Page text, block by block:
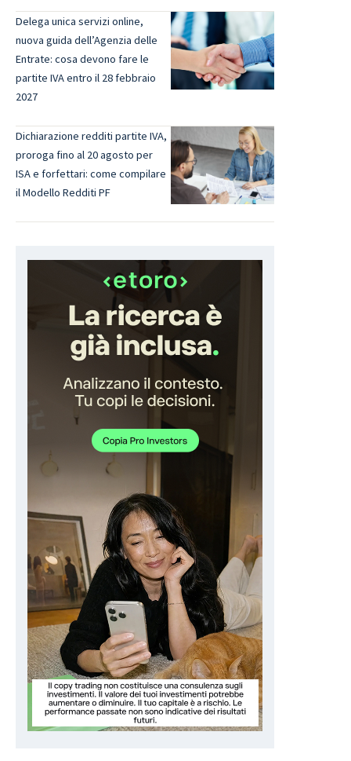
Delega unica servizi online,
nuova guida dell’Agenzia delle
Entrate: cosa devono fare le
partite IVA entro il 28 febbraio
2027
Dichiarazione redditi partite IVA,
proroga fino al 20 agosto per
ISA e forfettari: come compilare
il Modello Redditi PF